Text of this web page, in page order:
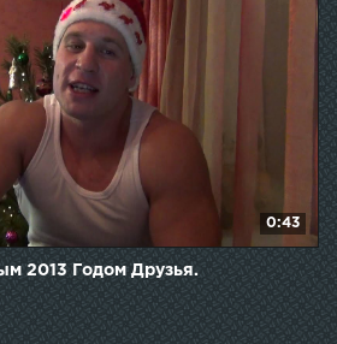
0:43
2013 Годом Друзья.